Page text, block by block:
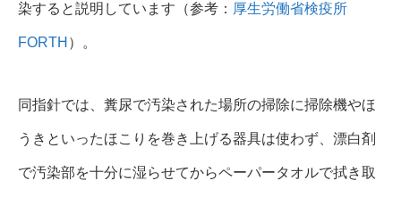
染すると説明しています（参考： 厚生労働省検疫所
FORTH ）。
同指針では、糞尿で汚染された場所の掃除に掃除機やほ
うきといったほこりを巻き上げる器具は使わず、漂白剤
で汚染部を十分に湿らせてからペーパータオルで拭き取